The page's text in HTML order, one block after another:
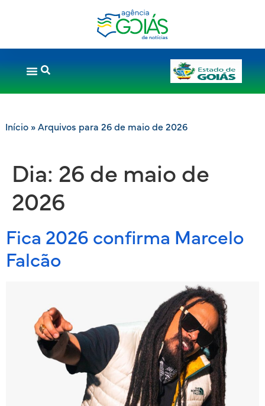
Início» Arquivos para 26 de maio de 2026
Dia: 26 de maio de
2026
Fica 2026 confirma Marcelo
Falcão